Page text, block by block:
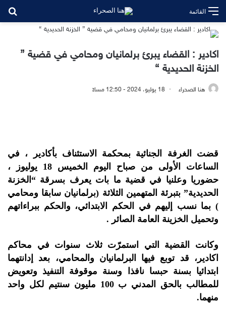
القائمة
اكادير : القضاء يبرئ برلمانيان ومحامي في قضية ”
الخزنة الحديدية “
هنا الصحراء 18 يوليو، 2024 - 12:50 مساءً
قضت الغرفة الجنائية بمحكمة الاستئناف بأكادير ، في
الساعات الأولى من صباح اليوم الخميس 18 يوليوز ،
حضوريا وعلنيا في قضية ما بات يعرف بسرقة “الخزنة
الحديدية” بتبرئة المتهمين الثلاثة (برلمانيان سابقا ومحامي
) بما نسب إليهم في الحكم الابتدائي، والحكم ببراءاتهم
وتحميل الخزينة العامة الصائر .
وكانت القضية التي استمرّت ثلاث سنوات في محاكم
اكادير، قد توبع فيها البرلمانيان والمحامي، بعد إدانتهما
ابتدائيا بسنة حبسا نافذا وسنة موقوفة التنفيذ وتعويض
للمطالب بالحق المدني ب 100 مليون سنتيم لكل واحد
منهما.